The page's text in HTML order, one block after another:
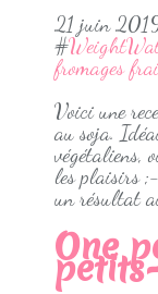
21 juin
#
fromages
Voici une
au soja.
végétaliens,
les plaisirs
un résultat
One